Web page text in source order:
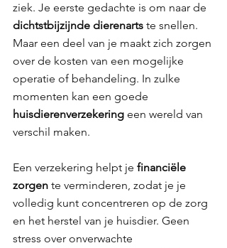
ziek. Je eerste gedachte is om naar de
dichtstbijzijnde dierenarts te snellen.
Maar een deel van je maakt zich zorgen
over de kosten van een mogelijke
operatie of behandeling. In zulke
momenten kan een goede
huisdierenverzekering een wereld van
verschil maken.
Een verzekering helpt je financiële
zorgen te verminderen, zodat je je
volledig kunt concentreren op de zorg
en het herstel van je huisdier. Geen
stress over onverwachte